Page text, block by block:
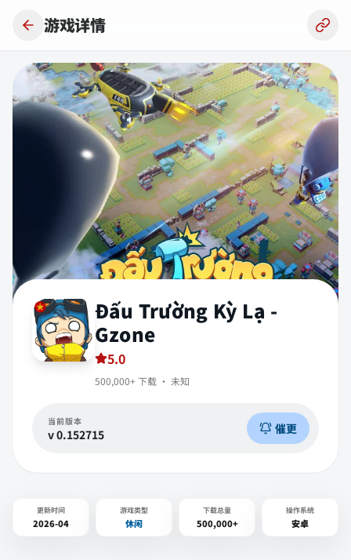
游戏详情
Đấu Trường Kỳ Lạ -
Gzone
5.0
500,000+ 下载 · 未知
当前版本
v0.152715 催更
更新时间
2026-04
游戏类型
休闲
下载总量
500,000+
操作系统
安卓